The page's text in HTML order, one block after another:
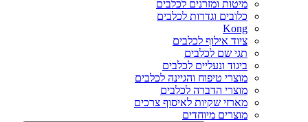
מיטות ומזרנים לכלבים
כלובים וגדרות לכלבים
Kong
ציוד אילוף לכלבים
תגי שם לכלבים
ביגוד ונעליים לכלבים
מוצרי טיפוח והגיינה לכלבים
מוצרי הדברה לכלבים
מארזי שקיות לאיסוף צרכים
מוצרים מיוחדים